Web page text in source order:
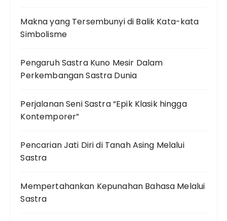
Makna yang Tersembunyi di Balik Kata-kata
Simbolisme
Pengaruh Sastra Kuno Mesir Dalam
Perkembangan Sastra Dunia
Perjalanan Seni Sastra “Epik Klasik hingga
Kontemporer”
Pencarian Jati Diri di Tanah Asing Melalui
Sastra
Mempertahankan Kepunahan Bahasa Melalui
Sastra